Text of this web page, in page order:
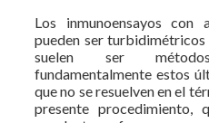
Los inmunoensayos con
pueden ser
suelen ser
fundamentalmente estos
que no se resuelven en el
presente procedimiento,